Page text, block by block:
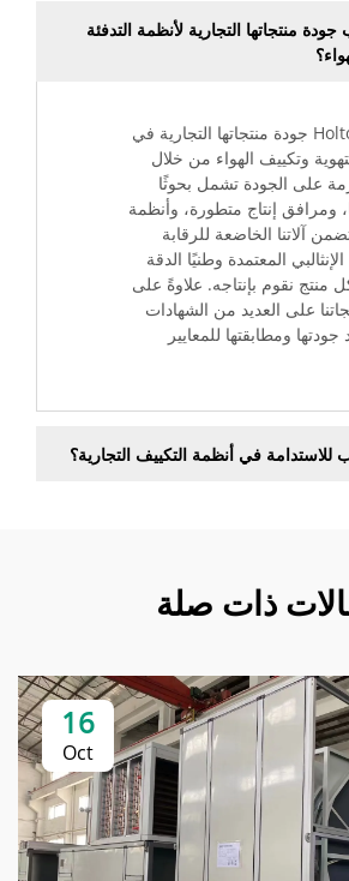
منتجاتها التجارية لأنظمة التدفئة
تضمن شركة Holtop جودة منتجاتها التجارية في
وتكييف الهواء من خلال
على الجودة تشمل بحوثًا
ومرافق إنتاج متطورة، وأنظمة
آلاتنا الخاضعة للرقابة
المعتمدة وطنيًا الدقة
منتج نقوم بإنتاجه. علاوةً على
على العديد من الشهادات
جودتها ومطابقتها للمعايير
في أنظمة التكييف التجارية؟
ذات صلة
16
Oct